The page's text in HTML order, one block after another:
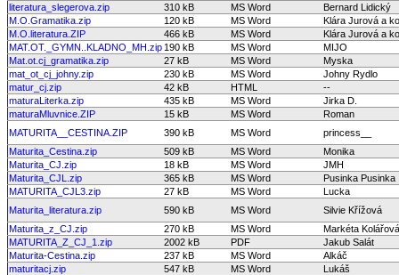
literatura_slegerova.zip 310 kB MS Word
Bernard Lidický
M.O.Gramatika.zip
120 kB MS Word
Klára Jurová a
M.O.literatura.ZIP
466 kB MS Word
Klára Jurová a
MAT.OT._GYMN..KLADNO_MH.zip 190 kB MS Word
MIJO
Mat.ot.cj_gramatika.zip
27 kB MS Word
Myska
mat_ot_cj_johny.zip
230 kB MS Word
Johny Rydlo
matur_cj.zip
42 kB HTML
--
maturaLiterka.zip
435 kB MS Word
Jirka D.
maturaMluvnice.ZIP
15 kB MS Word
Roman
MATURITA__CESTINA.ZIP
390 kB MS Word
princess__
Maturita_Cestina.zip
509 kB MS Word
Monika
Maturita_CJ.zip
18 kB MS Word
JMH
Maturita_CJL.zip
365 kB MS Word
Pusinka Pusinka
MATURITA_CJL3.zip
27 kB MS Word
Lucka
Maturita_literatura.zip
590 kB MS Word
Silvie Křížová
Maturita_z_CJ.zip
270 kB MS Word
Markéta Kolářová
MATURITA_Z_CJ_1.zip
2002 kB PDF
Jakub Salát
Maturita-Cestina.zip
237 kB MS Word
Alkáč
maturitacj.zip
547 kB MS Word
Lukáš